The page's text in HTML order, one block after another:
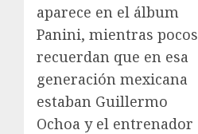
aparece en el álbum
Panini, mientras pocos
recuerdan que en esa
generación mexicana
estaban Guillermo
Ochoa y el entrenador